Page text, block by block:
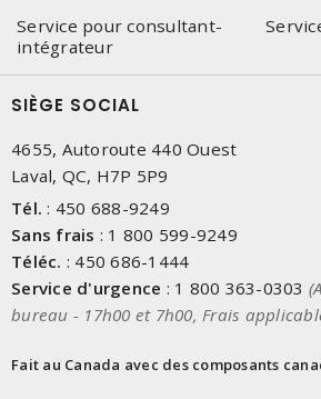
Service pour consultant-
intégrateur
SIÈGE SOCIAL
4655, Autoroute 440 Ouest
Laval, QC, H7P 5P9
Tél. : 450 688-9249
Sans frais : 1 800 599-9249
Téléc. : 450 686-1444
Service d'urgence : 1 800 363-0303
bureau - 17h00 et 7h00, Frais
Fait au Canada avec des composants